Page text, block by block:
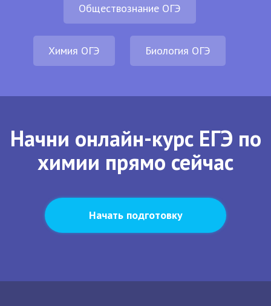
Обществознание ОГЭ
Химия ОГЭ Биология ОГЭ
Начни онлайн-курс ЕГЭ по
химии прямо сейчас
Начать подготовку